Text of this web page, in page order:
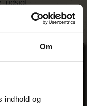
Om
indhold og
udsigt.